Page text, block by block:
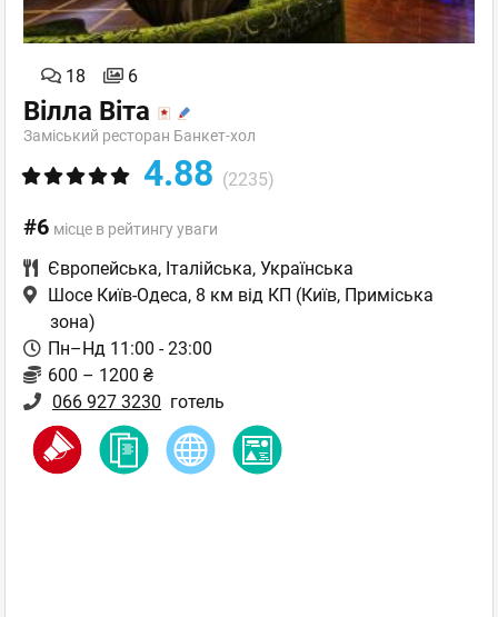
18 6
Вілла Віта
Заміський ресторан Банкет-хол
4.88 (2235)
#6 місце в рейтингу уваги
Європейська, Італійська, Українська
Шосе Київ-Одеса, 8 км від КП (Київ, Приміська
зона)
Пн–Нд 11:00 - 23:00
600 – 1200 ₴
066 927 3230 готель